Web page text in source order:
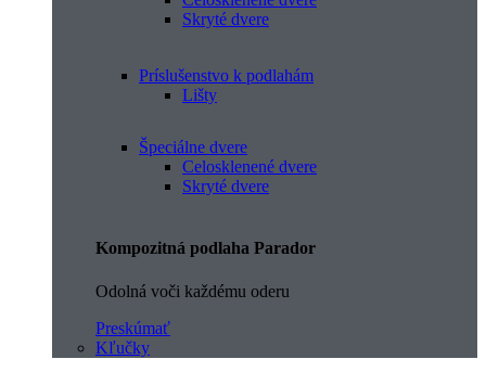
Skryté dvere
Príslušenstvo k podlahám
Lišty
Špeciálne dvere
Celosklenené dvere
Skryté dvere
Kompozitná podlaha Parador
Odolná voči každému oderu
Preskúmať
Kľučky